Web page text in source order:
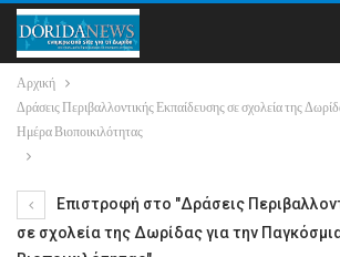
Αρχική
Δράσεις Περιβαλλοντικής Εκπαίδευσης σε σχολεία της
Ημέρα Βιοποικιλότητας
Επιστροφή στο "Δράσεις
σε σχολεία της Δωρίδας για την